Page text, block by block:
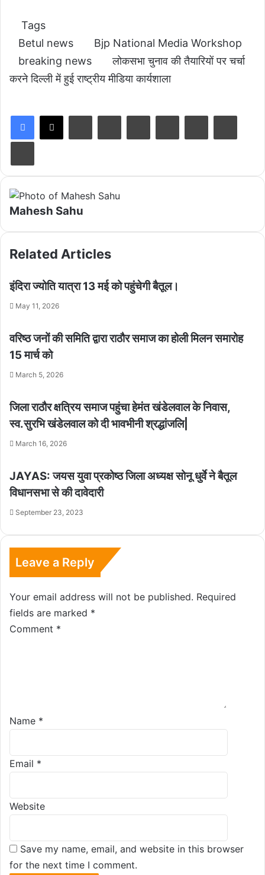
Tags
Betul news
Bjp National Media Workshop
breaking news
लोकसभा चुनाव की तैयारियों पर चर्चा
करने दिल्ली में हुई राष्ट्रीय मीडिया कार्यशाला
Mahesh Sahu
Related Articles
इंदिरा ज्योति यात्रा 13 मई को पहुंचेगी बैतूल।
May 11, 2026
वरिष्ठ जनों की समिति द्वारा राठौर समाज का होली मिलन समारोह
15 मार्च को
March 5, 2026
जिला राठौर क्षत्रिय समाज पहुंचा हेमंत खंडेलवाल के निवास,
स्व.सुरभि खंडेलवाल को दी भावभीनी श्रद्धांजलि|
March 16, 2026
JAYAS: जयस युवा प्रकोष्ठ जिला अध्यक्ष सोनू धुर्वे ने बैतूल
विधानसभा से की दावेदारी
September 23, 2023
Leave a Reply
Your email address will not be published. Required
fields are marked *
Comment *
Name *
Email *
Website
Save my name, email, and website in this browser
for the next time I comment.